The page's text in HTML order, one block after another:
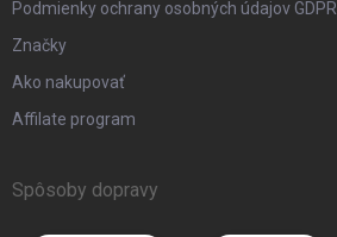
Podmienky ochrany osobných údajov GDPR
Značky
Ako nakupovať
Affilate program
Spôsoby dopravy